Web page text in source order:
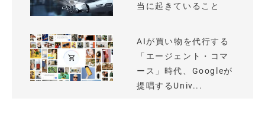
当に起きていること
AIが買い物を代行する
「エージェント・コマ
ース」時代、Googleが
提唱するUniv...